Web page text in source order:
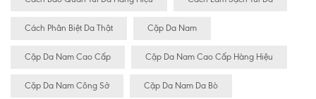
Cách Phân Biệt Da Thật Cặp Da Nam
Cặp Da Nam Cao Cấp Cặp Da Nam Cao Cấp Hàng Hiệu
Cặp Da Nam Công Sở Cặp Da Nam Da Bò